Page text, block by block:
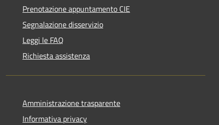
Prenotazione appuntamento CIE
Segnalazione disservizio
Leggi le FAQ
Richiesta assistenza
Amministrazione trasparente
Informativa privacy